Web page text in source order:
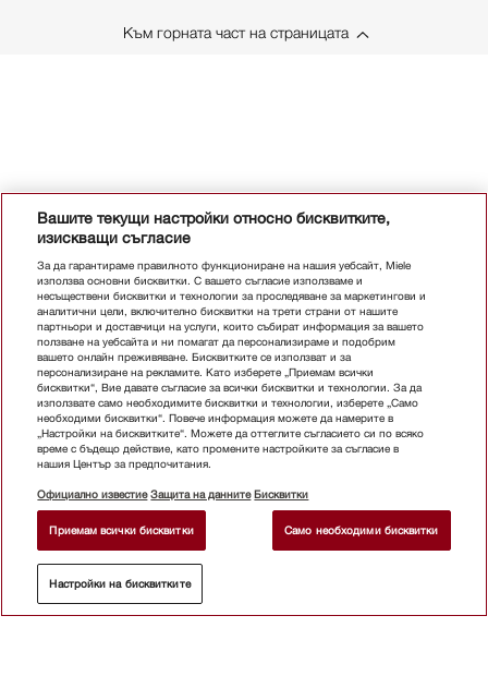
Към горната част на страницата
Вашите текущи настройки относно бисквитките,
изискващи съгласие
За да гарантираме правилното функциониране на нашия уебсайт, Miele
използва основни бисквитки. С вашето съгласие използваме и
несъществени бисквитки и технологии за проследяване за маркетингови и
аналитични цели, включително бисквитки на трети страни от нашите
партньори и доставчици на услуги, които събират информация за вашето
ползване на уебсайта и ни помагат да персонализираме и подобрим
вашето онлайн преживяване. Бисквитките се използват и за
персонализиране на рекламите. Като изберете „Приемам всички
бисквитки“, Вие давате съгласие за всички бисквитки и технологии. За да
използвате само необходимите бисквитки и технологии, изберете „Само
необходими бисквитки“. Повече информация можете да намерите в
„Настройки на бисквитките“. Можете да оттеглите съгласието си по всяко
време с бъдещо действие, като промените настройките за съгласие в
нашия Център за предпочитания.
Официално известие Защита на данните Бисквитки
Приемам всички бисквитки Само необходими бисквитки
Настройки на бисквитките